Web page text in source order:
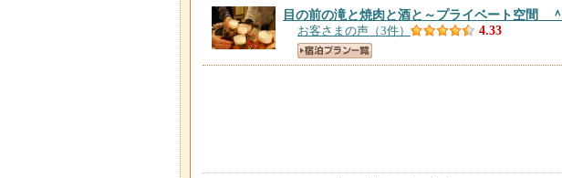
目の前の滝と焼肉と酒と～プライベート空間 ＾
お客さまの声（3件） 4.33